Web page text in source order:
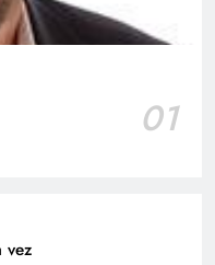
01
vez